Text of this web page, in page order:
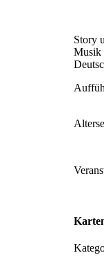
Story
Musik